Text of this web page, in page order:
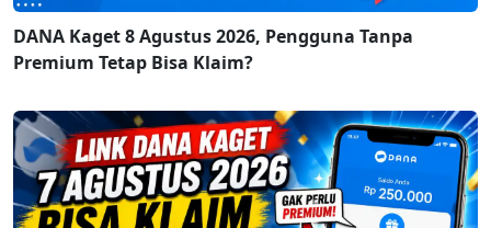
DANA Kaget 8 Agustus 2026, Pengguna Tanpa
Premium Tetap Bisa Klaim?